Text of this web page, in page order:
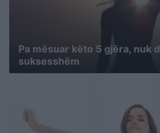
Pa mësuar këto 5 gjëra, nuk
suksesshëm